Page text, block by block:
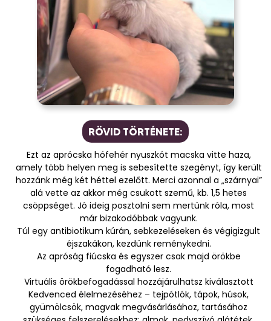
RÖVID TÖRTÉNETE:
Ezt az aprócska hófehér nyuszkót macska vitte haza,
amely több helyen meg is sebesítette szegényt, így került
hozzánk még két héttel ezelőtt. Merci azonnal a „szárnyai”
alá vette az akkor még csukott szemű, kb. 1,5 hetes
csöppséget. Jó ideig posztolni sem mertünk róla, most
már bizakodóbbak vagyunk.
Túl egy antibiotikum kúrán, sebkezeléseken és végigizgult
éjszakákon, kezdünk reménykedni.
Az apróság fiúcska és egyszer csak majd örökbe
fogadható lesz.
Virtuális örökbefogadással hozzájárulhatsz kiválasztott
Kedvenced élelmezéséhez – tejpótlók, tápok, húsok,
gyümölcsök, magvak megvásárlásához, tartásához